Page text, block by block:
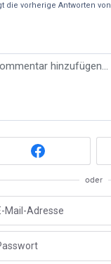
die vorherige Antworten
hinzufügen…
oder